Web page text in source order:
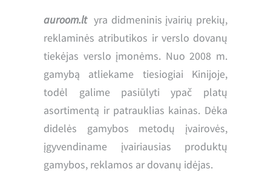
auroom.ltyra didmeninis įvairių prekių,
reklaminės atributikos ir verslo dovanų
tiekėjas verslo įmonėms. Nuo 2008 m.
gamybą atliekame tiesiogiai Kinijoje,
todėl galime pasiūlyti ypač platų
asortimentą ir patrauklias kainas. Dėka
didelės gamybos metodų įvairovės,
įgyvendiname įvairiausias produktų
gamybos, reklamos ar dovanų idėjas.